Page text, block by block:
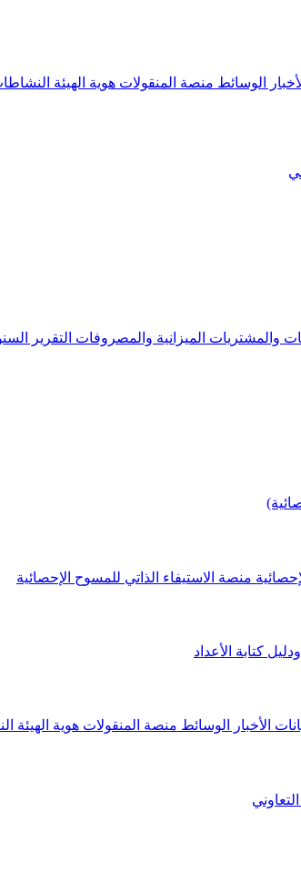
الوسائط منصة المنقولات هوية الهيئة
والمشتريات الميزانية والمصروفات التقرير
منصة الاستيفاء الذاتي للمسوح الإحصائية
كتابة الأعداد
الأخبار الوسائط منصة المنقولات هوية الهيئة